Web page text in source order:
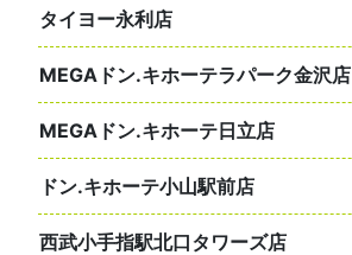
タイヨー永利店
MEGAドン.キホーテラパーク金沢店
MEGAドン.キホーテ日立店
ドン.キホーテ小山駅前店
西武小手指駅北口タワーズ店